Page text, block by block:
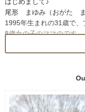
「残したいけど正中線や
神秘的だけど悩みも尽き
お話しながらリラックス
お腹に来てくれたことは
多い妊娠中。
そんな時期だからこそ、
尾形 まゆみ（おがた ま
1995年生まれの31歳で、
8歳女の子のママのです。
の人に気づいてほしい